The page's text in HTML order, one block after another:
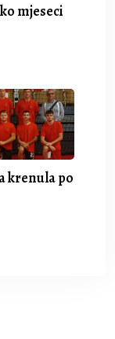
mjeseci
krenula po